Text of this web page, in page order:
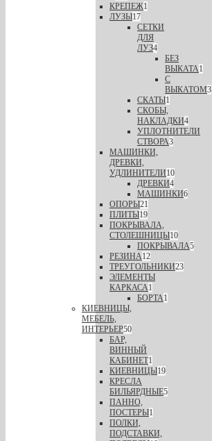
КРЕПЕЖ1
ЛУЗЫ17
СЕТКИ
ДЛЯ
ЛУЗ4
БЕЗ
ВЫКАТА1
С
ВЫКАТОМ3
СКАТЫ1
СКОБЫ,
НАКЛАДКИ4
УПЛОТНИТЕЛИ
СТВОРА3
МАШИНКИ,
ДРЕВКИ,
УДЛИНИТЕЛИ10
ДРЕВКИ4
МАШИНКИ6
ОПОРЫ21
ПЛИТЫ19
ПОКРЫВАЛА,
СТОЛЕШНИЦЫ10
ПОКРЫВАЛА5
РЕЗИНА12
ТРЕУГОЛЬНИКИ23
ЭЛЕМЕНТЫ
КАРКАСА1
БОРТА1
КИЕВНИЦЫ,
МЕБЕЛЬ,
ИНТЕРЬЕР50
БАР,
ВИННЫЙ
КАБИНЕТ1
КИЕВНИЦЫ19
КРЕСЛА
БИЛЬЯРДНЫЕ5
ПАННО,
ПОСТЕРЫ1
ПОЛКИ,
ПОДСТАВКИ,